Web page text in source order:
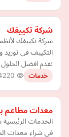
شركة تكييفك
التكييف فى توريد
نفدم افضل الحلول
خدمات
معدات مطاعم
الخدمات
في شراء معدات